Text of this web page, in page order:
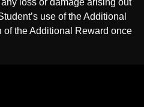
loss or damage arising out
use of the Additional
of the Additional Reward once